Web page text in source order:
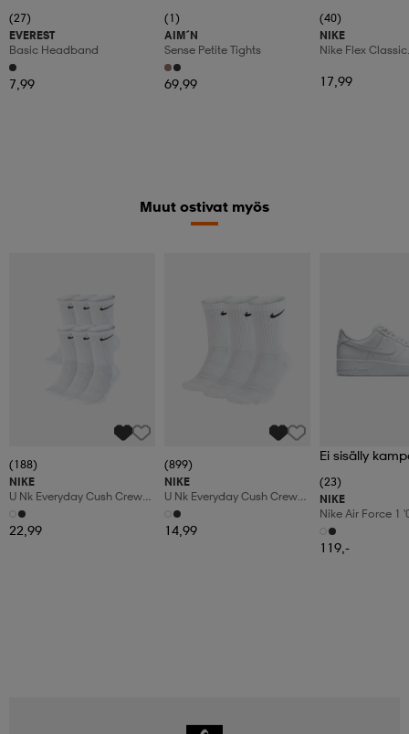
(27)
EVEREST
Basic Headband
7,99
(1)
AIM´N
Sense Petite Tights
69,99
(40)
NIKE
Nike Flex Classic
17,99
Muut ostivat myös
(188)
NIKE
U Nk Everyday Cush Crew
6pr-Bd
22,99
(899)
NIKE
U Nk Everyday Cush Crew
3pr
14,99
Ei sisälly
(23)
NIKE
Nike Air Force 1
Shoes
119,-